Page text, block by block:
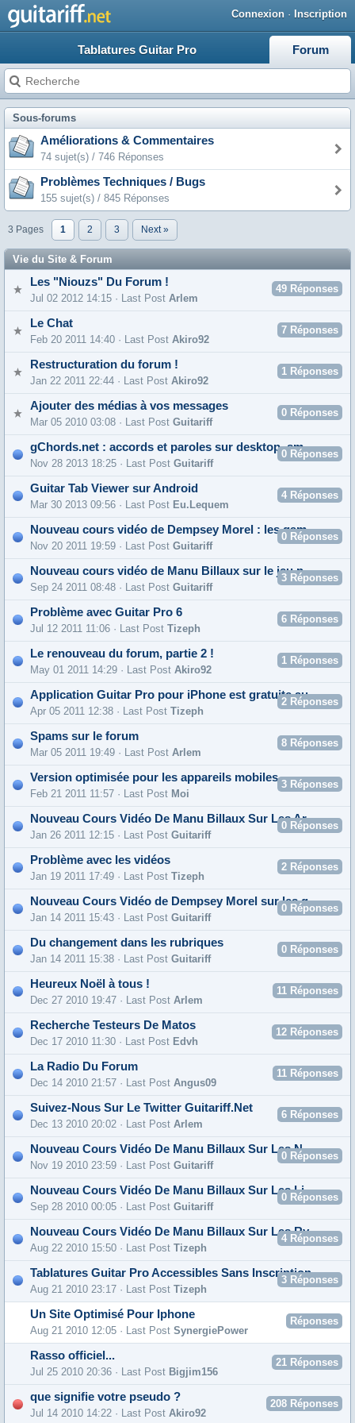
Connexion · Inscription
Tablatures Guitar Pro Forum
Sous-forums
Améliorations & Commentaires
74 sujet(s) / 746 Réponses
Problèmes Techniques / Bugs
155 sujet(s) / 845 Réponses
3 Pages 1 2 3 Next »
Vie du Site & Forum
49 Réponses
Les "Niouzs" Du Forum !
Jul 02 2012 14:15 · Last Post Arlem
7 Réponses
Le Chat
Feb 20 2011 14:40 · Last Post Akiro92
1 Réponses
Restructuration du forum !
Jan 22 2011 22:44 · Last Post Akiro92
0 Réponses
Ajouter des médias à vos messages
Mar 05 2010 03:08 · Last Post Guitariff
0 Réponses
gChords.net : accords et paroles sur desktop, smartphone et tablette
Nov 28 2013 18:25 · Last Post Guitariff
4 Réponses
Guitar Tab Viewer sur Android
Mar 30 2013 09:56 · Last Post Eu.lequem
0 Réponses
Nouveau cours vidéo de Dempsey Morel : les gammes pentatoniques, épisode 2
Nov 20 2011 19:59 · Last Post Guitariff
3 Réponses
Nouveau cours vidéo de Manu Billaux sur le jeu percussif avec le pouce
Sep 24 2011 08:48 · Last Post Guitariff
6 Réponses
Problème avec Guitar Pro 6
Jul 12 2011 11:06 · Last Post Tizeph
1 Réponses
Le renouveau du forum, partie 2 !
May 01 2011 14:29 · Last Post Akiro92
2 Réponses
Application Guitar Pro pour iPhone est gratuite aujourd'hui
Apr 05 2011 12:38 · Last Post Tizeph
8 Réponses
Spams sur le forum
Mar 05 2011 19:49 · Last Post Arlem
3 Réponses
Version optimisée pour les appareils mobiles
Feb 21 2011 11:57 · Last Post Moi
0 Réponses
Nouveau Cours Vidéo De Manu Billaux Sur Les Arpèges
Jan 26 2011 12:15 · Last Post Guitariff
2 Réponses
Problème avec les vidéos
Jan 19 2011 17:49 · Last Post Tizeph
0 Réponses
Nouveau Cours Vidéo de Dempsey Morel sur les gammes pentatoniques mineurs
Jan 14 2011 15:43 · Last Post Guitariff
0 Réponses
Du changement dans les rubriques
Jan 14 2011 15:38 · Last Post Guitariff
11 Réponses
Heureux Noël à tous !
Dec 27 2010 19:47 · Last Post Arlem
12 Réponses
Recherche Testeurs De Matos
Dec 17 2010 11:30 · Last Post Edvh
11 Réponses
La Radio Du Forum
Dec 14 2010 21:57 · Last Post Angus09
6 Réponses
Suivez-Nous Sur Le Twitter Guitariff.Net
Dec 13 2010 20:02 · Last Post Arlem
0 Réponses
Nouveau Cours Vidéo De Manu Billaux Sur Les Notes Mortes Et Les Soupirs
Nov 19 2010 23:59 · Last Post Guitariff
0 Réponses
Nouveau Cours Vidéo De Manu Billaux Sur Les Liaisons
Sep 28 2010 00:05 · Last Post Guitariff
4 Réponses
Nouveau Cours Vidéo De Manu Billaux Sur Les Rythmes
Aug 22 2010 15:50 · Last Post Tizeph
3 Réponses
Tablatures Guitar Pro Accessibles Sans Inscription
Aug 21 2010 23:17 · Last Post Tizeph
Réponses
Un Site Optimisé Pour Iphone
Aug 21 2010 12:05 · Last Post SynergiePower
21 Réponses
Rasso officiel...
Jul 25 2010 20:36 · Last Post Bigjim156
208 Réponses
que signifie votre pseudo ?
Jul 14 2010 14:22 · Last Post Akiro92